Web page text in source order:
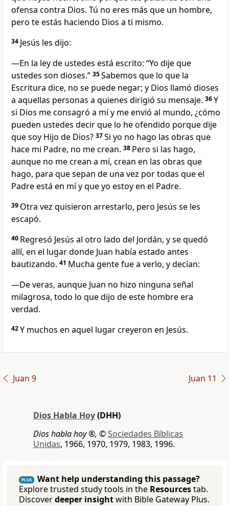
ofensa contra Dios. Tú no eres más que un hombre,
pero te estás haciendo Dios a ti mismo.
34 Jesús les dijo:
—En la ley de ustedes está escrito: “Yo dije que
ustedes son dioses.” 35Sabemos que lo que la
Escritura dice, no se puede negar; y Dios llamó dioses
a aquellas personas a quienes dirigió su mensaje. 36Y
si Dios me consagró a mí y me envió al mundo, ¿cómo
pueden ustedes decir que lo he ofendido porque dije
que soy Hijo de Dios? 37Si yo no hago las obras que
hace mi Padre, no me crean. 38 Pero si las hago,
aunque no me crean a mí, crean en las obras que
hago, para que sepan de una vez por todas que el
Padre está en mí y que yo estoy en el Padre.
39 Otra vez quisieron arrestarlo, pero Jesús se les
escapó.
40 Regresó Jesús al otro lado del Jordán, y se quedó
allí, en el lugar donde Juan había estado antes
bautizando. 41 Mucha gente fue a verlo, y decían:
—De veras, aunque Juan no hizo ninguna señal
milagrosa, todo lo que dijo de este hombre era
verdad.
42Y muchos en aquel lugar creyeron en Jesús.
Juan 9 Juan 11
Dios Habla Hoy(DHH)
Dios habla hoy ®, ©Sociedades Bíblicas
Unidas, 1966, 1970, 1979, 1983, 1996.
PLUS
Want help understanding this passage?
Explore trusted study tools in the Resourcestab.
Discoverdeeper insightwith Bible Gateway Plus.